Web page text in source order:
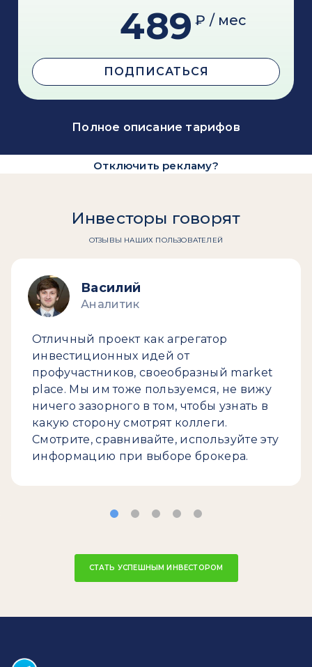
489 ₽ / мес
ПОДПИСАТЬСЯ
Полное описание тарифов
Отключить рекламу?
Инвесторы говорят
ОТЗЫВЫ НАШИХ ПОЛЬЗОВАТЕЛЕЙ
Василий
Аналитик
Отличный проект как агрегатор
инвестиционных идей от
профучастников, своеобразный market
place. Мы им тоже пользуемся, не вижу
ничего зазорного в том, чтобы узнать в
какую сторону смотрят коллеги.
Смотрите, сравнивайте, используйте эту
информацию при выборе брокера.
СТАТЬ УСПЕШНЫМ ИНВЕСТОРОМ